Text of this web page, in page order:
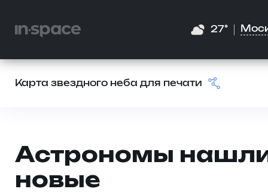
27°
Карта звездного неба для печати
Астрономы
новые